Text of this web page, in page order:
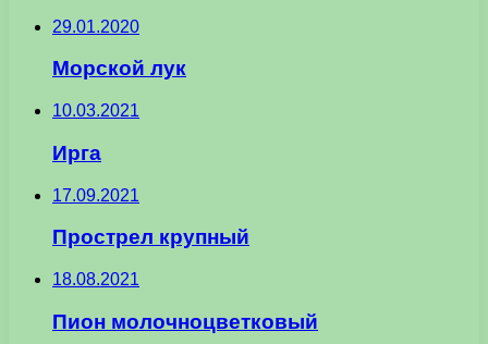
29.01.2020
Морской лук
10.03.2021
Ирга
17.09.2021
Прострел крупный
18.08.2021
Пион молочноцветковый